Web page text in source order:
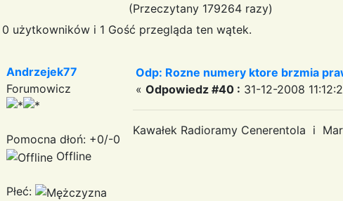
(Przeczytany 179264 razy)
0 użytkowników i 1 Gość przegląda ten wątek.
Andrzejek77
Forumowicz
Pomocna dłoń: +0/-0
Offline
Płeć:
Odp: Rozne numery ktore brzmia
« Odpowiedz #40 : 31-12-2008
Kawałek Radioramy Cenerentola i